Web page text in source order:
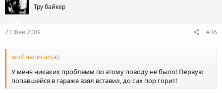
Тру байкер
23 Фев 2009 #36
wolf написал(а):
У меня никаких проблемм по этому поводу не было! Первую
попавшейся в гараже взял вставил, до сих пор горит!